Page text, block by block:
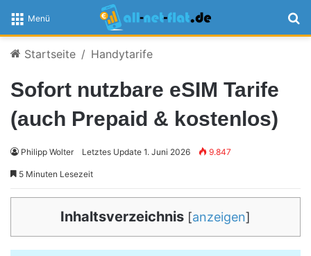
Menü
Startseite / Handytarife
Sofort nutzbare eSIM Tarife
(auch Prepaid & kostenlos)
Philipp Wolter Letztes Update 1. Juni 2026 9.847
5 Minuten Lesezeit
Inhaltsverzeichnis [anzeigen]